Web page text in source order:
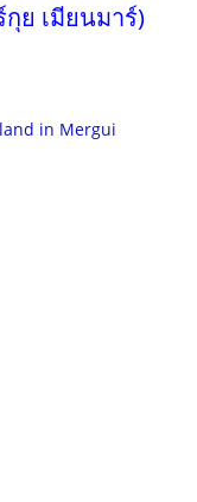
กุย เมียนมาร์)
in Mergui